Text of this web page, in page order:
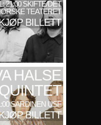
21:00 SKIFTE/DET
TEATERET
BILLETT
HALSE
SARDINEN USF
BILLETT